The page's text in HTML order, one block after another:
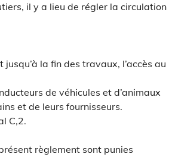
il y a lieu de régler la circulation
la fin des travaux, l’accès au
de véhicules et d’animaux
et de leurs fournisseurs.
C,2.
règlement sont punies